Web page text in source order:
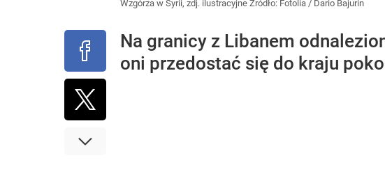
Wzgórza w Syrii, zdj. ilustracyjne Źródło: Fotolia / Dario Bajurin
Na granicy z Libanem
oni przedostać się do kraju